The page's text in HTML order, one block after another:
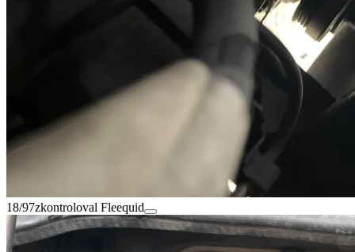
18/97zkontroloval Fleequid